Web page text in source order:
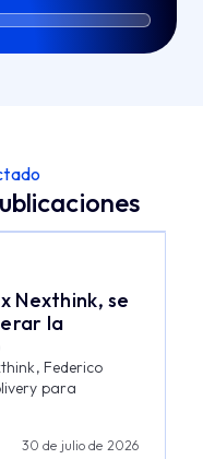
Nexthink, se
la
Federico
para
30 de julio de 2026